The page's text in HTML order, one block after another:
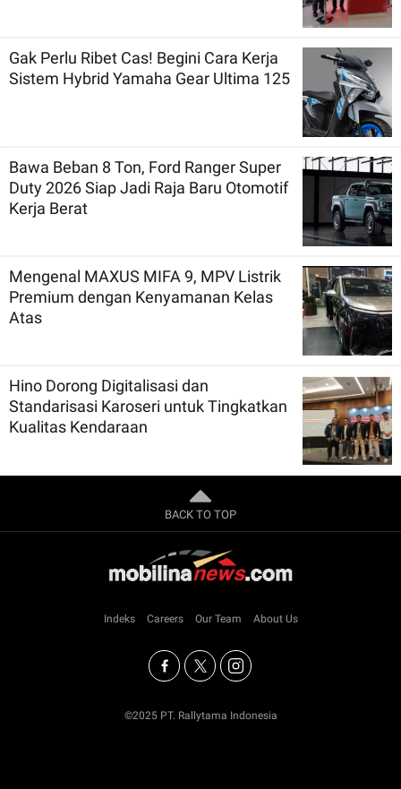
Gak Perlu Ribet Cas! Begini Cara Kerja
Sistem Hybrid Yamaha Gear Ultima 125
Bawa Beban 8 Ton, Ford Ranger Super
Duty 2026 Siap Jadi Raja Baru Otomotif
Kerja Berat
Mengenal MAXUS MIFA 9, MPV Listrik
Premium dengan Kenyamanan Kelas
Atas
Hino Dorong Digitalisasi dan
Standarisasi Karoseri untuk Tingkatkan
Kualitas Kendaraan
BACK TO TOP
Indeks Careers Our Team About Us
©2025 PT. Rallytama Indonesia